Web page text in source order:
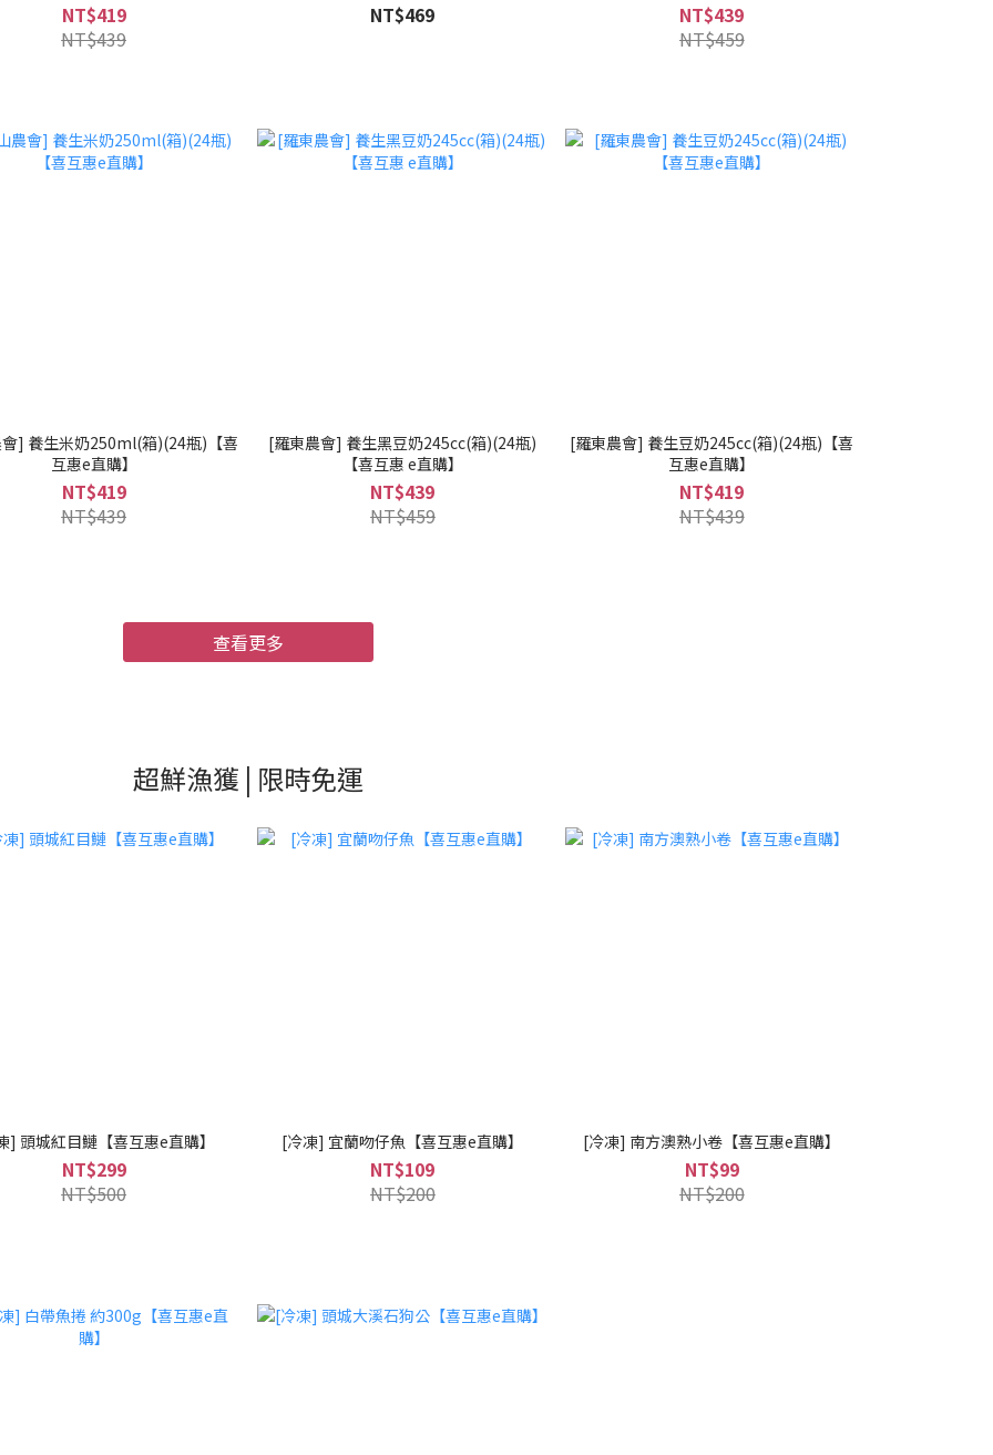
NT$419
NT$439
NT$469
NT$439
NT$459
] 養生米奶250ml(箱)(24瓶)【喜
互惠e直購】
NT$419
NT$439
[羅東農會] 養生黑豆奶245cc(箱)(24瓶)
【喜互惠 e直購】
NT$439
NT$459
[羅東農會] 養生豆奶245cc(箱)(24瓶)【喜
互惠e直購】
NT$419
NT$439
查看更多
超鮮漁獲 | 限時免運
] 頭城紅目鰱【喜互惠e直購】
NT$299
NT$500
[冷凍] 宜蘭吻仔魚【喜互惠e直購】
NT$109
NT$200
[冷凍] 南方澳熟小卷【喜互惠e直購】
NT$99
NT$200